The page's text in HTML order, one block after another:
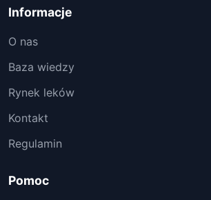
Informacje
O nas
Baza wiedzy
Rynek leków
Kontakt
Regulamin
Pomoc